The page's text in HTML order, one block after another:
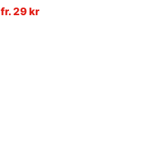
fr. 29 kr